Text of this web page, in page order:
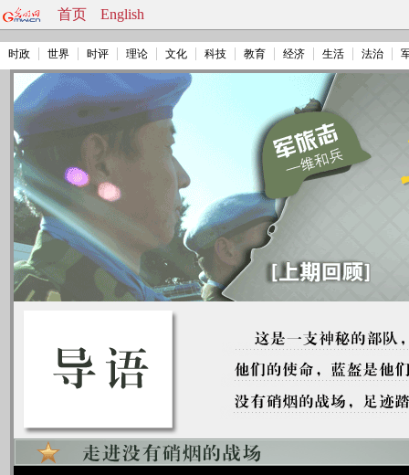
首页 English
时政 世界 时评 理论 文化 科技 教育 经济 生活 法治